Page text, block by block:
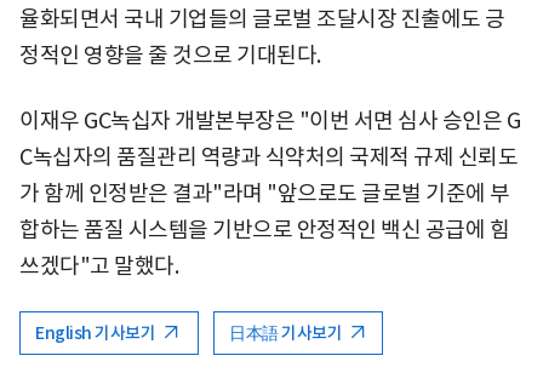
율화되면서 국내 기업들의 글로벌 조달시장 진출에도 긍
정적인 영향을 줄 것으로 기대된다.
이재우 GC녹십자 개발본부장은 "이번 서면 심사 승인은 G
C녹십자의 품질관리 역량과 식약처의 국제적 규제 신뢰도
가 함께 인정받은 결과"라며 "앞으로도 글로벌 기준에 부
합하는 품질 시스템을 기반으로 안정적인 백신 공급에 힘
쓰겠다"고 말했다.
English 기사보기 日本語 기사보기